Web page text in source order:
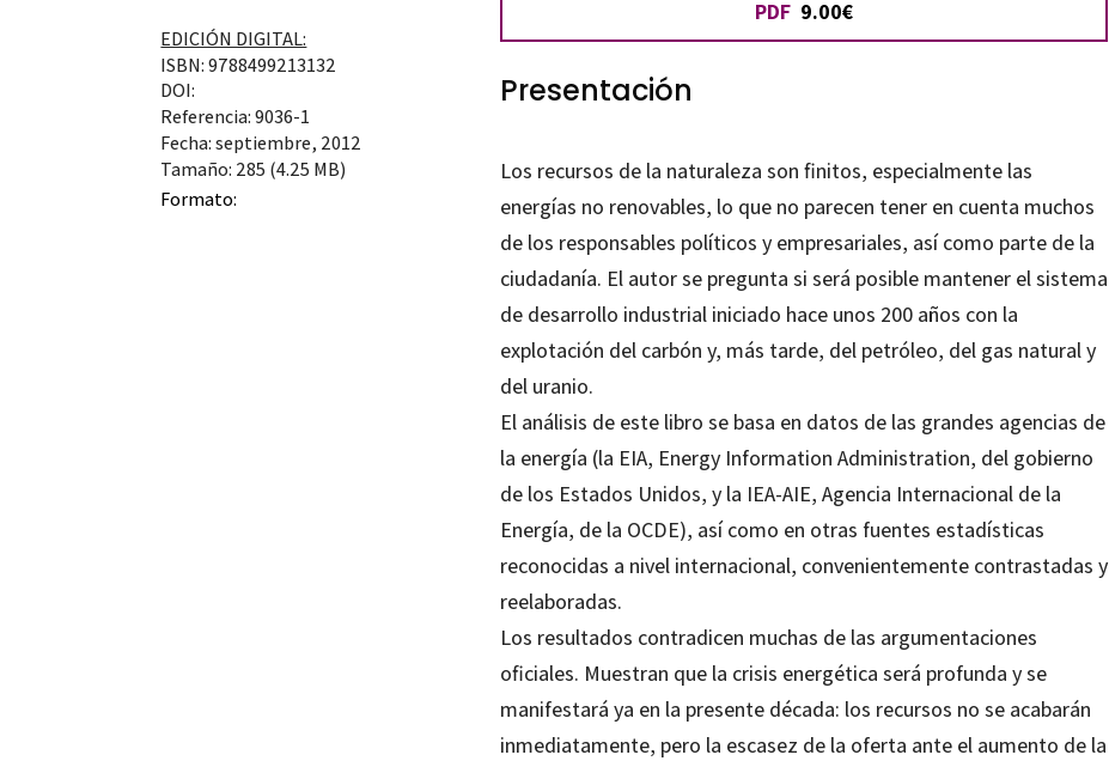
EDICIÓN DIGITAL:
ISBN: 9788499213132
DOI:
Referencia: 9036-1
Fecha: septiembre, 2012
Tamaño: 285 (4.25 MB)
Formato:
PDF 9.00€
Presentación
Los recursos de la naturaleza son finitos, especialmente las
energías no renovables, lo que no parecen tener en cuenta muchos
de los responsables políticos y empresariales, así como parte de la
ciudadanía. El autor se pregunta si será posible mantener el sistema
de desarrollo industrial iniciado hace unos 200 años con la
explotación del carbón y, más tarde, del petróleo, del gas natural y
del uranio.
El análisis de este libro se basa en datos de las grandes agencias de
la energía (la EIA, Energy Information Administration, del gobierno
de los Estados Unidos, y la IEA-AIE, Agencia Internacional de la
Energía, de la OCDE), así como en otras fuentes estadísticas
reconocidas a nivel internacional, convenientemente contrastadas y
reelaboradas.
Los resultados contradicen muchas de las argumentaciones
oficiales. Muestran que la crisis energética será profunda y se
manifestará ya en la presente década: los recursos no se acabarán
inmediatamente, pero la escasez de la oferta ante el aumento de la